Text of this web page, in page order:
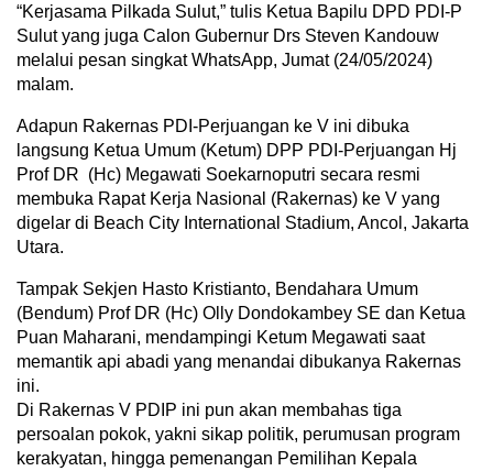
“Kerjasama Pilkada Sulut,” tulis Ketua Bapilu DPD PDI-P
Sulut yang juga Calon Gubernur Drs Steven Kandouw
melalui pesan singkat WhatsApp, Jumat (24/05/2024)
malam.
Adapun Rakernas PDI-Perjuangan ke V ini dibuka
langsung Ketua Umum (Ketum) DPP PDI-Perjuangan Hj
Prof DR (Hc) Megawati Soekarnoputri secara resmi
membuka Rapat Kerja Nasional (Rakernas) ke V yang
digelar di Beach City International Stadium, Ancol, Jakarta
Utara.
Tampak Sekjen Hasto Kristianto, Bendahara Umum
(Bendum) Prof DR (Hc) Olly Dondokambey SE dan Ketua
Puan Maharani, mendampingi Ketum Megawati saat
memantik api abadi yang menandai dibukanya Rakernas
ini.
Di Rakernas V PDIP ini pun akan membahas tiga
persoalan pokok, yakni sikap politik, perumusan program
kerakyatan, hingga pemenangan Pemilihan Kepala